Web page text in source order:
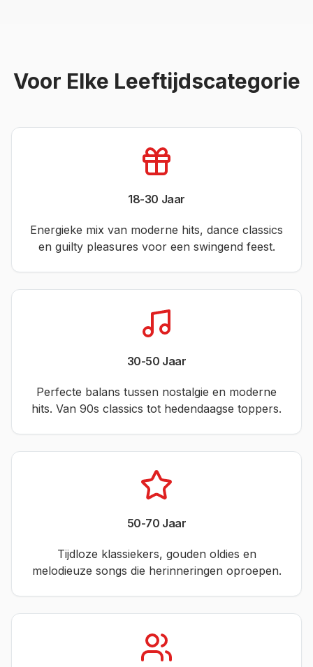
Voor Elke Leeftijdscategorie
18-30 Jaar
Energieke mix van moderne hits, dance classics
en guilty pleasures voor een swingend feest.
30-50 Jaar
Perfecte balans tussen nostalgie en moderne
hits. Van 90s classics tot hedendaagse toppers.
50-70 Jaar
Tijdloze klassiekers, gouden oldies en
melodieuze songs die herinneringen oproepen.